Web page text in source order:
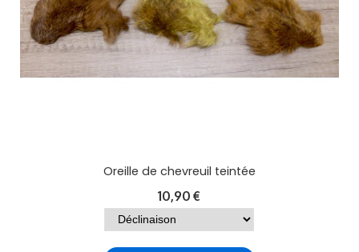
Oreille de chevreuil teintée
10,90 €